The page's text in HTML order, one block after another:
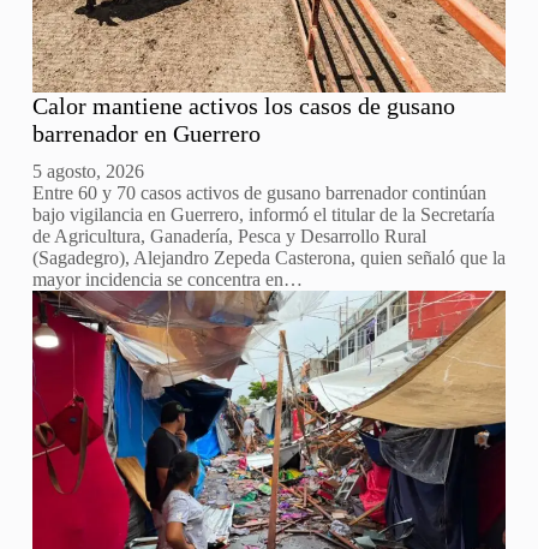
Calor mantiene activos los casos de gusano
barrenador en Guerrero
5 agosto, 2026
Entre 60 y 70 casos activos de gusano barrenador continúan
bajo vigilancia en Guerrero, informó el titular de la Secretaría
de Agricultura, Ganadería, Pesca y Desarrollo Rural
(Sagadegro), Alejandro Zepeda Casterona, quien señaló que la
mayor incidencia se concentra en…